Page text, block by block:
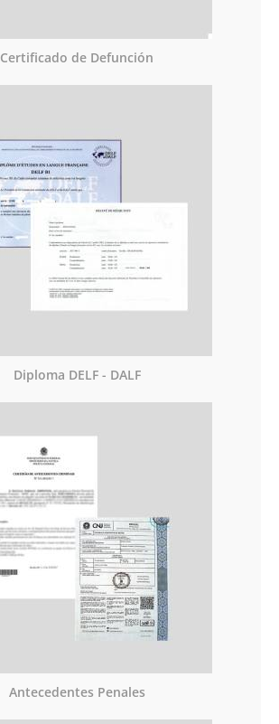
Certificado de Defunción
Diploma DELF - DALF
Antecedentes Penales